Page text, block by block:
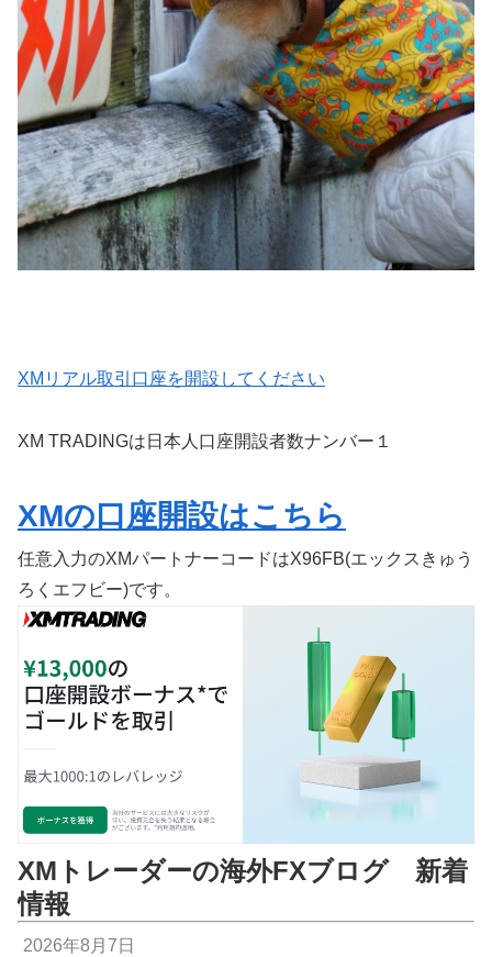
XMリアル取引口座を開設してください
XM TRADINGは日本人口座開設者数ナンバー１
XMの口座開設はこちら
任意入力のXMパートナーコードはX96FB(エックスきゅう
ろくエフビー)です。
XMトレーダーの海外FXブログ 新着
情報
2026年8月7日